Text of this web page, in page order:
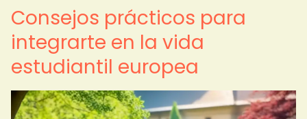
Consejos prácticos para
integrarte en la vida
estudiantil europea